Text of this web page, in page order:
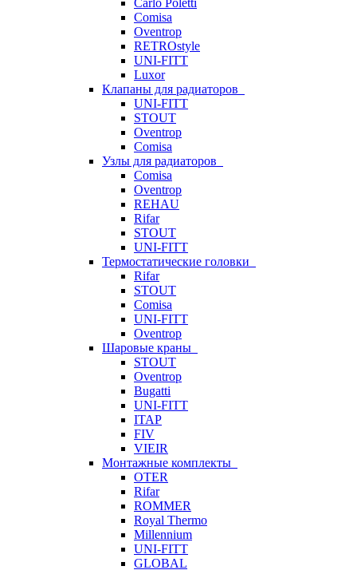
Carlo Poletti
Comisa
Oventrop
RETROstyle
UNI-FITT
Luxor
Клапаны для радиаторов
UNI-FITT
STOUT
Oventrop
Comisa
Узлы для радиаторов
Comisa
Oventrop
REHAU
Rifar
STOUT
UNI-FITT
Термостатические головки
Rifar
STOUT
Comisa
UNI-FITT
Oventrop
Шаровые краны
STOUT
Oventrop
Bugatti
UNI-FITT
ITAP
FIV
VIEIR
Монтажные комплекты
OTER
Rifar
ROMMER
Royal Thermo
Millennium
UNI-FITT
GLOBAL